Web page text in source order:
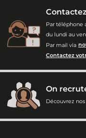
Par téléphone
du lundi au
Par mail via
Contactez
On
Découvrez